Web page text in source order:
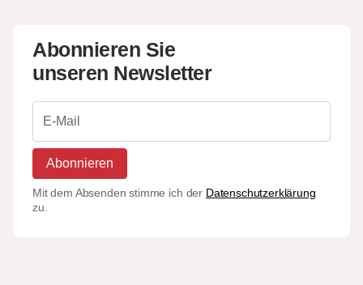
Abonnieren Sie
unseren Newsletter
Abonnieren
Mit dem Absenden stimme ich der Datenschutzerklärung
zu.